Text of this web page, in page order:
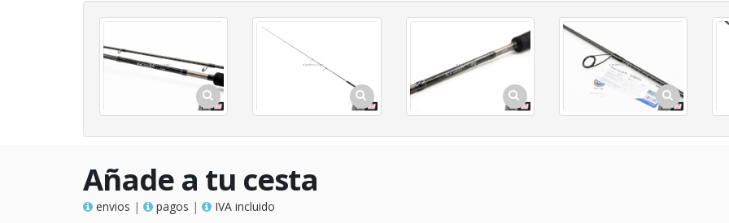
Añade a tu cesta
envios | pagos | IVA incluido